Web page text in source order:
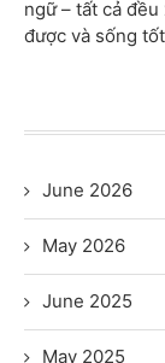
ngữ – tất cả
được và sống
June 2026
May 2026
June 2025
May 2025